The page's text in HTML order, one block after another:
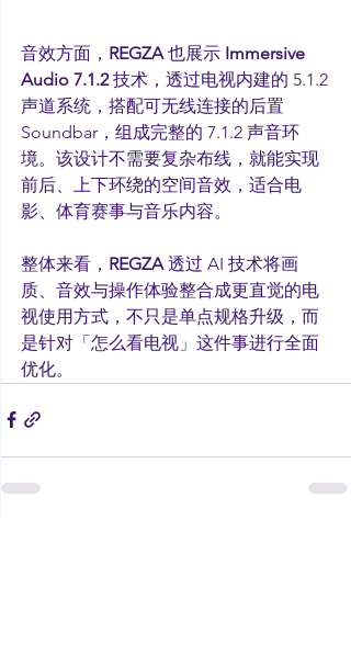
音效方面， REGZA 也展示 Immersive
Audio 7.1.2 技术，透过电视内建的 5.1.2
声道系统，搭配可无线连接的后置
Soundbar，组成完整的 7.1.2 声音环
境。该设计不需要复杂布线，就能实现
前后、上下环绕的空间音效，适合电
影、体育赛事与音乐内容。
整体来看， REGZA 透过 AI 技术将画
质、音效与操作体验整合成更直觉的电
视使用方式，不只是单点规格升级，而
是针对「怎么看电视」这件事进行全面
优化。